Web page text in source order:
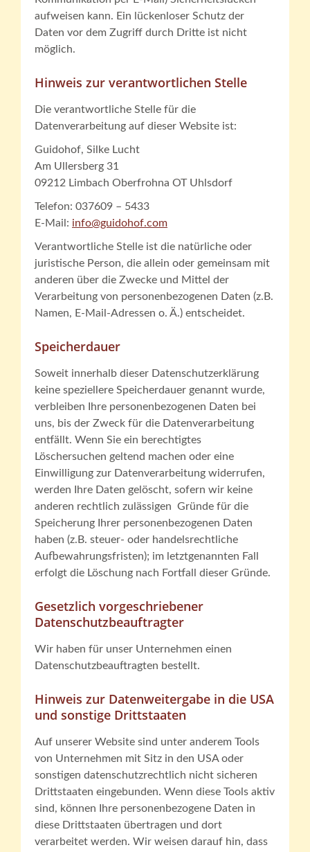
aufweisen kann. Ein lückenloser Schutz der
Daten vor dem Zugriff durch Dritte ist nicht
möglich.
Hinweis zur verantwortlichen Stelle
Die verantwortliche Stelle für die
Datenverarbeitung auf dieser Website ist:
Guidohof, Silke Lucht
Am Ullersberg 31
09212 Limbach Oberfrohna OT Uhlsdorf
Telefon: 037609 – 5433
E-Mail: info@guidohof.com
Verantwortliche Stelle ist die natürliche oder
juristische Person, die allein oder gemeinsam mit
anderen über die Zwecke und Mittel der
Verarbeitung von personenbezogenen Daten (z.B.
Namen, E-Mail-Adressen o. Ä.) entscheidet.
Speicherdauer
Soweit innerhalb dieser Datenschutzerklärung
keine speziellere Speicherdauer genannt wurde,
verbleiben Ihre personenbezogenen Daten bei
uns, bis der Zweck für die Datenverarbeitung
entfällt. Wenn Sie ein berechtigtes
Löschersuchen geltend machen oder eine
Einwilligung zur Datenverarbeitung widerrufen,
werden Ihre Daten gelöscht, sofern wir keine
anderen rechtlich zulässigen Gründe für die
Speicherung Ihrer personenbezogenen Daten
haben (z.B. steuer- oder handelsrechtliche
Aufbewahrungsfristen); im letztgenannten Fall
erfolgt die Löschung nach Fortfall dieser Gründe.
Gesetzlich vorgeschriebener
Datenschutzbeauftragter
Wir haben für unser Unternehmen einen
Datenschutzbeauftragten bestellt.
Hinweis zur Datenweitergabe in die USA
und sonstige Drittstaaten
Auf unserer Website sind unter anderem Tools
von Unternehmen mit Sitz in den USA oder
sonstigen datenschutzrechtlich nicht sicheren
Drittstaaten eingebunden. Wenn diese Tools aktiv
sind, können Ihre personenbezogene Daten in
diese Drittstaaten übertragen und dort
verarbeitet werden. Wir weisen darauf hin, dass